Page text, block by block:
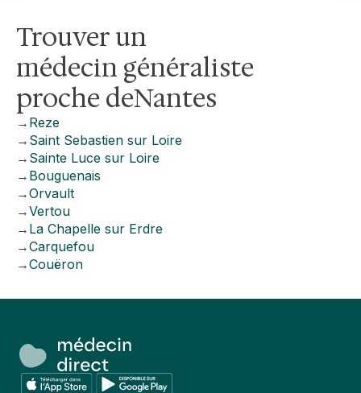
Trouver un
médecin généraliste
proche deNantes
→ Reze
→ Saint Sebastien sur Loire
→ Sainte Luce sur Loire
→ Bouguenais
→Orvault
→Vertou
→ La Chapelle sur Erdre
→Carquefou
→Couëron